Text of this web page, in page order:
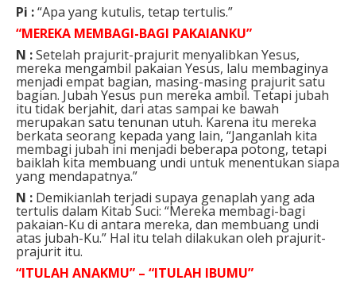
Pi :“Apa yang kutulis, tetap tertulis.”
“MEREKA MEMBAGI-BAGI PAKAIANKU”
N :Setelah prajurit-prajurit menyalibkan Yesus,
mereka mengambil pakaian Yesus, lalu membaginya
menjadi empat bagian, masing-masing prajurit satu
bagian. Jubah Yesus pun mereka ambil. Tetapi jubah
itu tidak berjahit, dari atas sampai ke bawah
merupakan satu tenunan utuh. Karena itu mereka
berkata seorang kepada yang lain, “Janganlah kita
membagi jubah ini menjadi beberapa potong, tetapi
baiklah kita membuang undi untuk menentukan siapa
yang mendapatnya.”
N : Demikianlah terjadi supaya genaplah yang ada
tertulis dalam Kitab Suci: “Mereka membagi-bagi
pakaian-Ku di antara mereka, dan membuang undi
atas jubah-Ku.” Hal itu telah dilakukan oleh prajurit-
prajurit itu.
“ITULAH ANAKMU” – “ITULAH IBUMU”